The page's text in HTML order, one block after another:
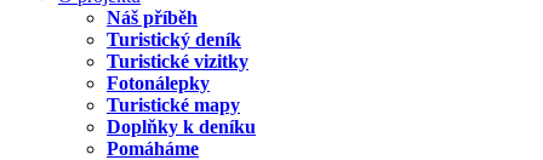
Náš příběh
Turistický deník
Turistické vizitky
Fotonálepky
Turistické mapy
Doplňky k deníku
Pomáháme